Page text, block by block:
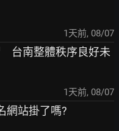
1天前, 08/07
台南整體秩序良好未
1天前, 08/07
網站掛了嗎?